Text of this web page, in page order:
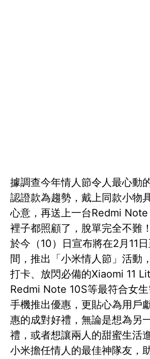
據調查今年情人節令人最心動
認證款為趨勢，戴上同款小物
心意，再送上一台Redmi
裡子都照顧了，脫單完全不難
於今（10）日宣布將在2月11
間，推出「小米情人節」活動
打卡、放閃必備的Xiaomi 11
Redmi Note 10S等最符合女
手機推出優惠，更貼心為用戶
惠的成對好禮，無論是想為另
禮，或者想讓兩人的甜蜜生活
小米擔任情人的最佳神隊友，